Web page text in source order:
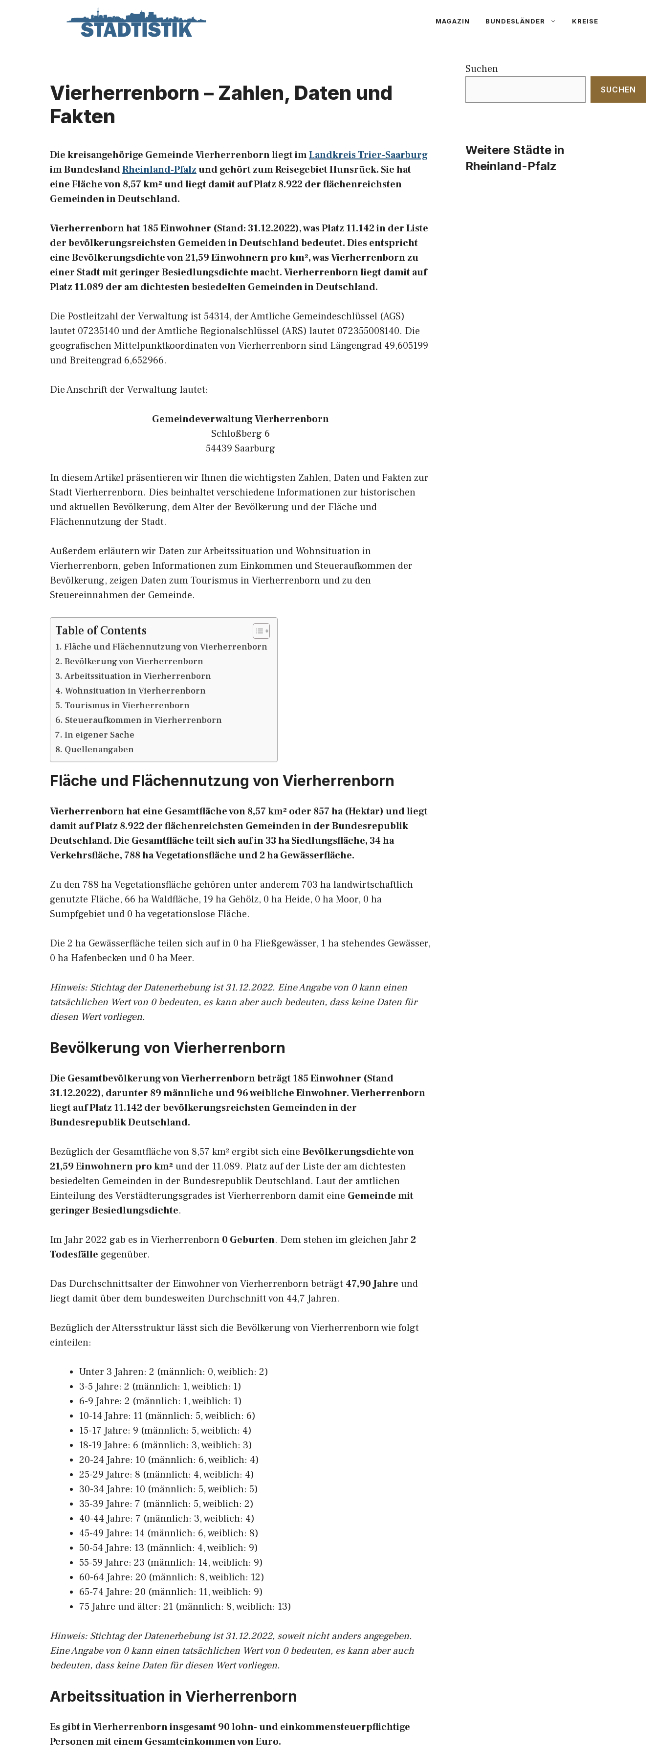
MAGAZIN BUNDESLÄNDER KREISE
Vierherrenborn – Zahlen, Daten und
Fakten
Die kreisangehörige Gemeinde Vierherrenborn liegt imLandkreis Trier-Saarburg
im BundeslandRheinland-Pfalzund gehört zum Reisegebiet Hunsrück. Sie hat
eine Fläche von 8,57 km² und liegt damit auf Platz 8.922 der flächenreichsten
Gemeinden in Deutschland.
Vierherrenborn hat 185 Einwohner (Stand: 31.12.2022), was Platz 11.142 in der Liste
der bevölkerungsreichsten Gemeiden in Deutschland bedeutet. Dies entspricht
eine Bevölkerungsdichte von 21,59 Einwohnern pro km², was Vierherrenborn zu
einer Stadt mit geringer Besiedlungsdichte macht. Vierherrenborn liegt damit auf
Platz 11.089 der am dichtesten besiedelten Gemeinden in Deutschland.
Die Postleitzahl der Verwaltung ist 54314, der Amtliche Gemeindeschlüssel (AGS)
lautet 07235140 und der Amtliche Regionalschlüssel (ARS) lautet 072355008140. Die
geografischen Mittelpunktkoordinaten von Vierherrenborn sind Längengrad 49,605199
und Breitengrad 6,652966.
Die Anschrift der Verwaltung lautet:
Gemeindeverwaltung Vierherrenborn
Schloßberg 6
54439 Saarburg
In diesem Artikel präsentieren wir Ihnen die wichtigsten Zahlen, Daten und Fakten zur
Stadt Vierherrenborn. Dies beinhaltet verschiedene Informationen zur historischen
und aktuellen Bevölkerung, dem Alter der Bevölkerung und der Fläche und
Flächennutzung der Stadt.
Außerdem erläutern wir Daten zur Arbeitssituation und Wohnsituation in
Vierherrenborn, geben Informationen zum Einkommen und Steueraufkommen der
Bevölkerung, zeigen Daten zum Tourismus in Vierherrenborn und zu den
Steuereinnahmen der Gemeinde.
Table of Contents
Fläche und Flächennutzung von Vierherrenborn
Bevölkerung von Vierherrenborn
Arbeitssituation in Vierherrenborn
Wohnsituation in Vierherrenborn
Tourismus in Vierherrenborn
Steueraufkommen in Vierherrenborn
In eigener Sache
Quellenangaben
Fläche und Flächennutzung von Vierherrenborn
Vierherrenborn hat eine Gesamtfläche von 8,57 km² oder 857 ha (Hektar) und liegt
damit auf Platz 8.922 der flächenreichsten Gemeinden in der Bundesrepublik
Deutschland. Die Gesamtfläche teilt sich auf in 33 ha Siedlungsfläche, 34 ha
Verkehrsfläche, 788 ha Vegetationsfläche und 2 ha Gewässerfläche.
Zu den 788 ha Vegetationsfläche gehören unter anderem 703 ha landwirtschaftlich
genutzte Fläche, 66 ha Waldfläche, 19 ha Gehölz, 0 ha Heide, 0 ha Moor, 0 ha
Sumpfgebiet und 0 ha vegetationslose Fläche.
Die 2 ha Gewässerfläche teilen sich auf in 0 ha Fließgewässer, 1 ha stehendes Gewässer,
0 ha Hafenbecken und 0 ha Meer.
Hinweis: Stichtag der Datenerhebung ist 31.12.2022. Eine Angabe von 0 kann einen
tatsächlichen Wert von 0 bedeuten, es kann aber auch bedeuten, dass keine Daten für
diesen Wert vorliegen.
Bevölkerung von Vierherrenborn
Die Gesamtbevölkerung von Vierherrenborn beträgt 185 Einwohner (Stand
31.12.2022), darunter 89 männliche und 96 weibliche Einwohner. Vierherrenborn
liegt auf Platz 11.142 der bevölkerungsreichsten Gemeinden in der
Bundesrepublik Deutschland.
Bezüglich der Gesamtfläche von 8,57 km² ergibt sich eine Bevölkerungsdichte von
21,59 Einwohnern pro km² und der 11.089. Platz auf der Liste der am dichtesten
besiedelten Gemeinden in der Bundesrepublik Deutschland. Laut der amtlichen
Einteilung des Verstädterungsgrades ist Vierherrenborn damit eine Gemeinde mit
geringer Besiedlungsdichte.
Im Jahr 2022 gab es in Vierherrenborn 0 Geburten. Dem stehen im gleichen Jahr 2
Todesfälle gegenüber.
Das Durchschnittsalter der Einwohner von Vierherrenborn beträgt 47,90 Jahre und
liegt damit über dem bundesweiten Durchschnitt von 44,7 Jahren.
Bezüglich der Altersstruktur lässt sich die Bevölkerung von Vierherrenborn wie folgt
einteilen:
Unter 3 Jahren: 2 (männlich: 0, weiblich: 2)
3-5 Jahre: 2 (männlich: 1, weiblich: 1)
6-9 Jahre: 2 (männlich: 1, weiblich: 1)
10-14 Jahre: 11 (männlich: 5, weiblich: 6)
15-17 Jahre: 9 (männlich: 5, weiblich: 4)
18-19 Jahre: 6 (männlich: 3, weiblich: 3)
20-24 Jahre: 10 (männlich: 6, weiblich: 4)
25-29 Jahre: 8 (männlich: 4, weiblich: 4)
30-34 Jahre: 10 (männlich: 5, weiblich: 5)
35-39 Jahre: 7 (männlich: 5, weiblich: 2)
40-44 Jahre: 7 (männlich: 3, weiblich: 4)
45-49 Jahre: 14 (männlich: 6, weiblich: 8)
50-54 Jahre: 13 (männlich: 4, weiblich: 9)
55-59 Jahre: 23 (männlich: 14, weiblich: 9)
60-64 Jahre: 20 (männlich: 8, weiblich: 12)
65-74 Jahre: 20 (männlich: 11, weiblich: 9)
75 Jahre und älter: 21 (männlich: 8, weiblich: 13)
Hinweis: Stichtag der Datenerhebung ist 31.12.2022, soweit nicht anders angegeben.
Eine Angabe von 0 kann einen tatsächlichen Wert von 0 bedeuten, es kann aber auch
bedeuten, dass keine Daten für diesen Wert vorliegen.
Arbeitssituation in Vierherrenborn
Es gibt in Vierherrenborn insgesamt 90 lohn- und einkommensteuerpflichtige
Personen mit einem Gesamteinkommen von Euro.
Suchen
SUCHEN
Weitere Städte in
Rheinland-Pfalz